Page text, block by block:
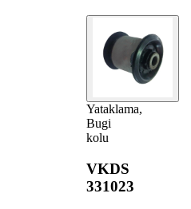
Yataklama,
Bugi
kolu
VKDS
331023